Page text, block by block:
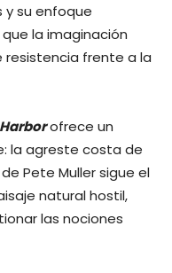
y su enfoque
la imaginación
resistencia frente a la
ofrece un
la agreste costa de
Pete Muller sigue el
natural hostil,
las nociones